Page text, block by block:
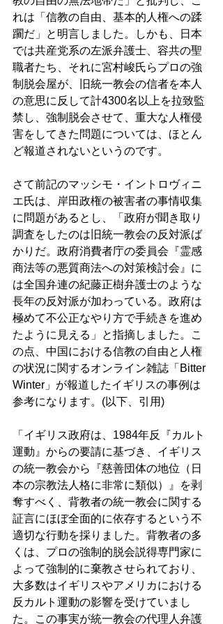
れは「信教の自由、基本的人権への蹂
躙だ」と明言しました。しかも、日本
では共産党系の左派弁護士、容共の聖
職者たち、それに宮村峻氏らプロの強
制脱会屋が、旧統一教会の信者を本人
の意思に反して計4300名以上を拉致監
禁し、強制脱会させて、重大な人権侵
害をしてきた問題については、ほとん
ど報道されないというのです。
さて前記のマッシモ・イントロヴィニ
エ氏は、岸田政権の被害者の事情収集
に問題があるとし、「政府が聞き取り
調査をしたのは旧統一教会の反対派ば
かりだ。政府消費者庁の委員会『霊感
商法等の悪質商法への対策検討会』に
は全国弁連の紀藤正樹弁護士のような
長年の反対派が加わっている。政府は
極めて不公正なやり方で手続きを進め
たように見える」と指摘しました。こ
の点、中国における信教の自由と人権
の状況に関するオンライン雑誌「Bitter
Winter」が報道したイギリスの事例は
参考になります。(以下、引用)
「イギリス政府は、1984年反『カルト
運動』からの要請に基づき、イギリス
の統一教会から『慈善団体の地位（日
本の宗教法人格に非常に類似）』を剥
奪すべく、背教者の統一教会に関する
証言にほぼ全面的に依存するという不
適切な行動を採りました。背教者の多
くは、プロの強制的脱会説得専門家に
よって強制的に棄教させられており、
大多数はイギリスやアメリカにおける
反カルト運動の影響を受けていまし
た。この事実が統一教会の代理人弁護